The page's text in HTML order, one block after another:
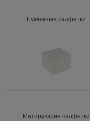
Бумажные салфетки
Матирующие салфетки